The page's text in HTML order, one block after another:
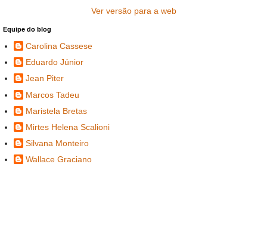
Ver versão para a web
Equipe do blog
Carolina Cassese
Eduardo Júnior
Jean Piter
Marcos Tadeu
Maristela Bretas
Mirtes Helena Scalioni
Silvana Monteiro
Wallace Graciano